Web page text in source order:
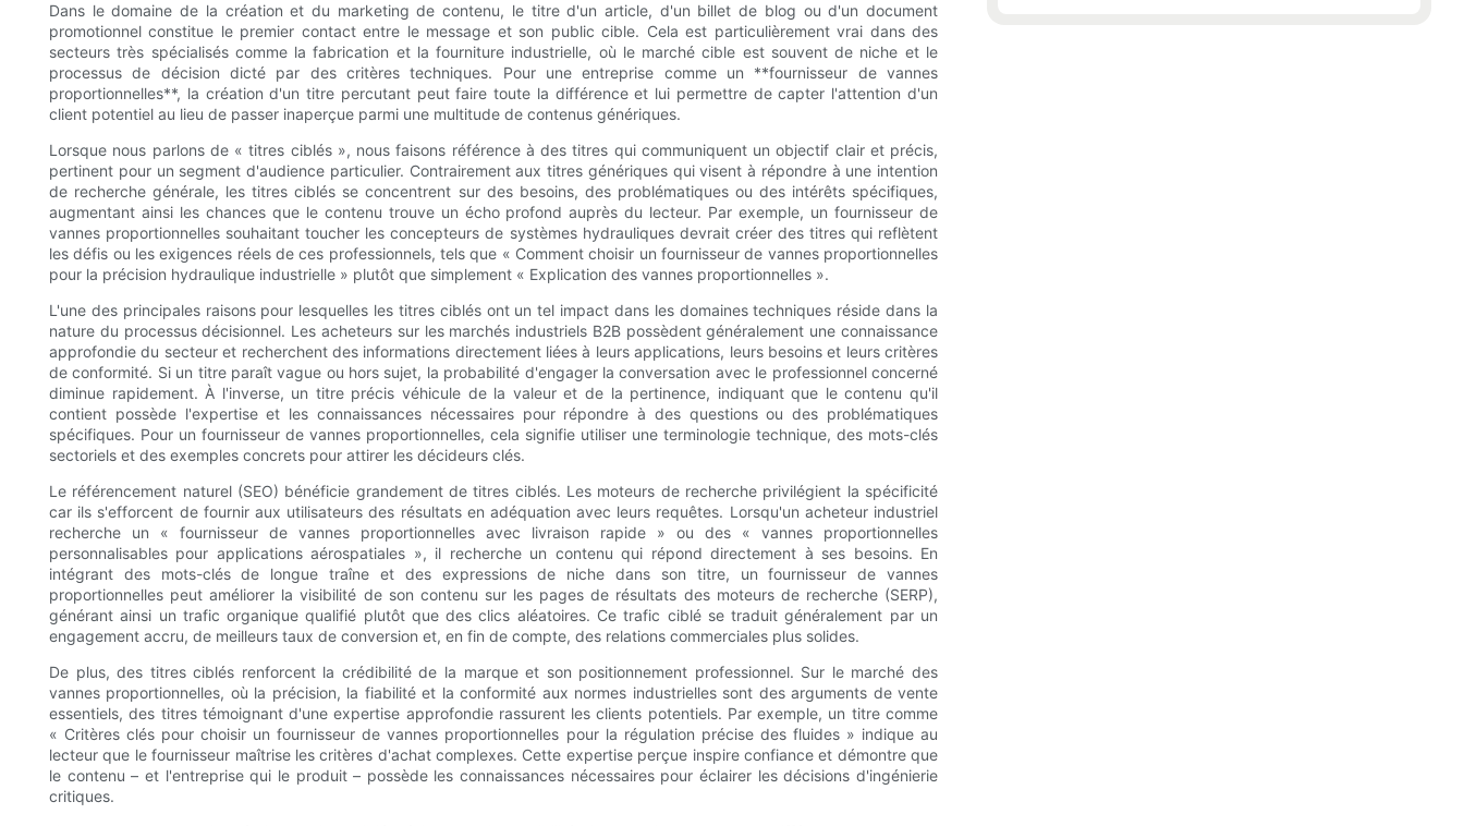
Dans le domaine de la création et du marketing de contenu, le titre d'un article, d'un billet de blog ou d'un document
promotionnel constitue le premier contact entre le message et son public cible. Cela est particulièrement vrai dans des
secteurs très spécialisés comme la fabrication et la fourniture industrielle, où le marché cible est souvent de niche et le
processus de décision dicté par des critères techniques. Pour une entreprise comme un **fournisseur de vannes
proportionnelles**, la création d'un titre percutant peut faire toute la différence et lui permettre de capter l'attention d'un
client potentiel au lieu de passer inaperçue parmi une multitude de contenus génériques.
Lorsque nous parlons de « titres ciblés », nous faisons référence à des titres qui communiquent un objectif clair et précis,
pertinent pour un segment d'audience particulier. Contrairement aux titres génériques qui visent à répondre à une intention
de recherche générale, les titres ciblés se concentrent sur des besoins, des problématiques ou des intérêts spécifiques,
augmentant ainsi les chances que le contenu trouve un écho profond auprès du lecteur. Par exemple, un fournisseur de
vannes proportionnelles souhaitant toucher les concepteurs de systèmes hydrauliques devrait créer des titres qui reflètent
les défis ou les exigences réels de ces professionnels, tels que « Comment choisir un fournisseur de vannes proportionnelles
pour la précision hydraulique industrielle » plutôt que simplement « Explication des vannes proportionnelles ».
L'une des principales raisons pour lesquelles les titres ciblés ont un tel impact dans les domaines techniques réside dans la
nature du processus décisionnel. Les acheteurs sur les marchés industriels B2B possèdent généralement une connaissance
approfondie du secteur et recherchent des informations directement liées à leurs applications, leurs besoins et leurs critères
de conformité. Si un titre paraît vague ou hors sujet, la probabilité d'engager la conversation avec le professionnel concerné
diminue rapidement. À l'inverse, un titre précis véhicule de la valeur et de la pertinence, indiquant que le contenu qu'il
contient possède l'expertise et les connaissances nécessaires pour répondre à des questions ou des problématiques
spécifiques. Pour un fournisseur de vannes proportionnelles, cela signifie utiliser une terminologie technique, des mots-clés
sectoriels et des exemples concrets pour attirer les décideurs clés.
Le référencement naturel (SEO) bénéficie grandement de titres ciblés. Les moteurs de recherche privilégient la spécificité
car ils s'efforcent de fournir aux utilisateurs des résultats en adéquation avec leurs requêtes. Lorsqu'un acheteur industriel
recherche un « fournisseur de vannes proportionnelles avec livraison rapide » ou des « vannes proportionnelles
personnalisables pour applications aérospatiales », il recherche un contenu qui répond directement à ses besoins. En
intégrant des mots-clés de longue traîne et des expressions de niche dans son titre, un fournisseur de vannes
proportionnelles peut améliorer la visibilité de son contenu sur les pages de résultats des moteurs de recherche (SERP),
générant ainsi un trafic organique qualifié plutôt que des clics aléatoires. Ce trafic ciblé se traduit généralement par un
engagement accru, de meilleurs taux de conversion et, en fin de compte, des relations commerciales plus solides.
De plus, des titres ciblés renforcent la crédibilité de la marque et son positionnement professionnel. Sur le marché des
vannes proportionnelles, où la précision, la fiabilité et la conformité aux normes industrielles sont des arguments de vente
essentiels, des titres témoignant d'une expertise approfondie rassurent les clients potentiels. Par exemple, un titre comme
« Critères clés pour choisir un fournisseur de vannes proportionnelles pour la régulation précise des fluides » indique au
lecteur que le fournisseur maîtrise les critères d'achat complexes. Cette expertise perçue inspire confiance et démontre que
le contenu – et l'entreprise qui le produit – possède les connaissances nécessaires pour éclairer les décisions d'ingénierie
critiques.